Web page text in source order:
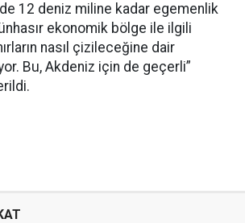
12 deniz miline kadar egemenlik
ekonomik bölge ile ilgili
nasıl çizileceğine dair
Bu, Akdeniz için de geçerli”